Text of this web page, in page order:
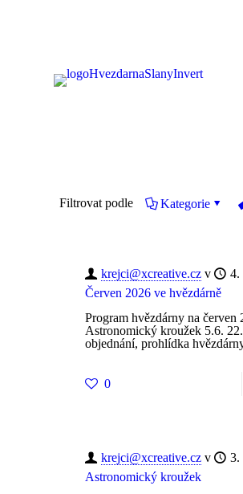
Filtrovat podle Kategorie
krejci@xcreative.cz v
4.
Červen 2026 ve hvězdárně
Program hvězdárny na červen
Astronomický kroužek 5.6.
objednání, prohlídka
0
krejci@xcreative.cz v
3.
Astronomický kroužek